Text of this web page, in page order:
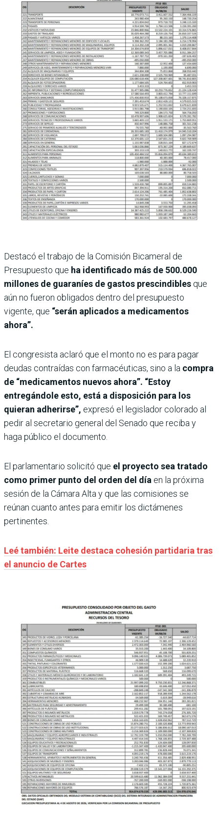
Destacó el trabajo de la Comisión Bicameral de
Presupuesto que ha identificado más de 500.000
millones de guaraníes de gastos prescindibles que
aún no fueron obligados dentro del presupuesto
vigente, que “serán aplicados a medicamentos
ahora”.
El congresista aclaró que el monto no es para pagar
deudas contraídas con farmacéuticas, sino a la compra
de “medicamentos nuevos ahora”. “Estoy
entregándole esto, está a disposición para los
quieran adherirse”, expresó el legislador colorado al
pedir al secretario general del Senado que reciba y
haga público el documento.
El parlamentario solicitó que el proyecto sea tratado
como primer punto del orden del día en la próxima
sesión de la Cámara Alta y que las comisiones se
reúnan cuanto antes para emitir los dictámenes
pertinentes.
Leé también: Leite destaca cohesión partidaria tras
el anuncio de Cartes